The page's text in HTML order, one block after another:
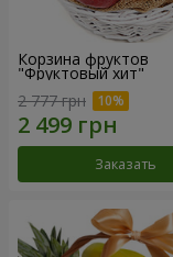
Корзина фруктов
"Фруктовый хит"
2 777 грн
Заказать